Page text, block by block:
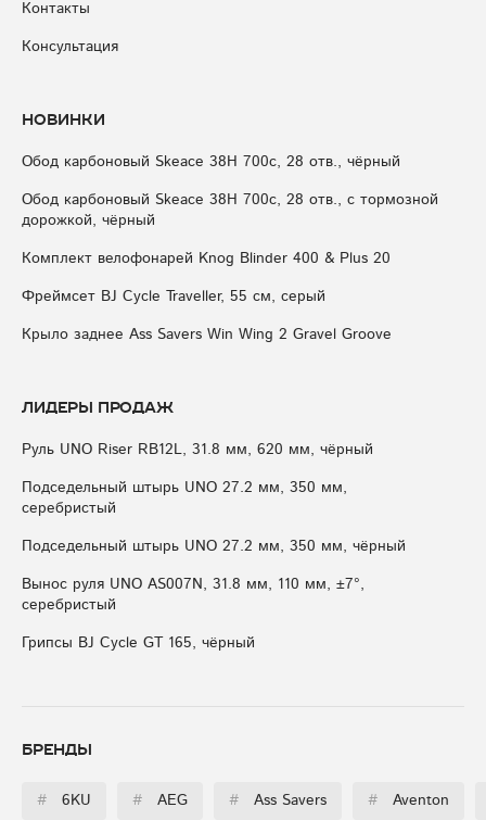
Контакты
Консультация
Новинки
Обод карбоновый Skeace 38H 700с, 28 отв., чёрный
Обод карбоновый Skeace 38H 700с, 28 отв., с тормозной
дорожкой, чёрный
Комплект велофонарей Knog Blinder 400 & Plus 20
Фреймсет BJ Cycle Traveller, 55 см, серый
Крыло заднее Ass Savers Win Wing 2 Gravel Groove
Лидеры продаж
Руль UNO Riser RB12L, 31.8 мм, 620 мм, чёрный
Подседельный штырь UNO 27.2 мм, 350 мм,
серебристый
Подседельный штырь UNO 27.2 мм, 350 мм, чёрный
Вынос руля UNO AS007N, 31.8 мм, 110 мм, ±7°,
серебристый
Грипсы BJ Cycle GT 165, чёрный
Бренды
# 6KU # AEG # Ass Savers # Aventon